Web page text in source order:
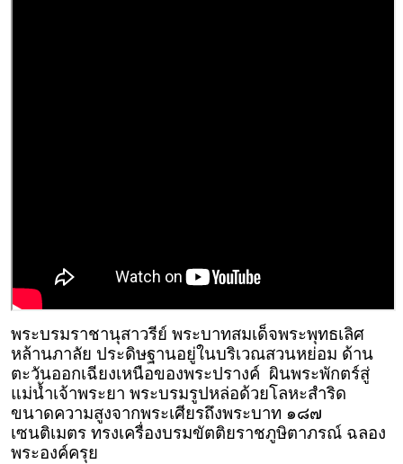
พระบรมราชานุสาวรีย์ พระบาทสมเด็จพระพุทธเลิศ
หล้านภาลัย ประดิษฐานอยู่ในบริเวณสวนหย่อม ด้าน
ตะวันออกเฉียงเหนือของพระปรางค์ ผินพระพักตร์สู่
แม่น้ำเจ้าพระยา พระบรมรูปหล่อด้วยโลหะสำริด
ขนาดความสูงจากพระเศียรถึงพระบาท ๑๘๗
เซนติเมตร ทรงเครื่องบรมขัตติยราชภูษิตาภรณ์ ฉลอง
พระองค์ครุย